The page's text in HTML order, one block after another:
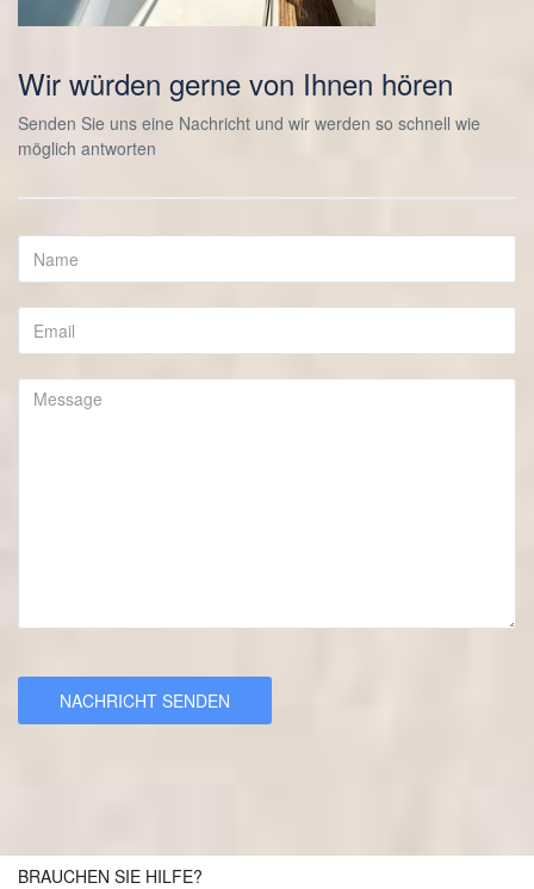
Wir würden gerne von Ihnen hören
Senden Sie uns eine Nachricht und wir werden so schnell wie
möglich antworten
BRAUCHEN SIE HILFE?